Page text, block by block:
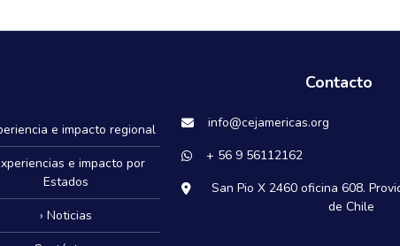
e impacto regional
e impacto por
Estados
› Noticias
Contacto
info@cejamericas.org
+ 56 9 56112162
San Pio X 2460 oficina 608.
de Chile